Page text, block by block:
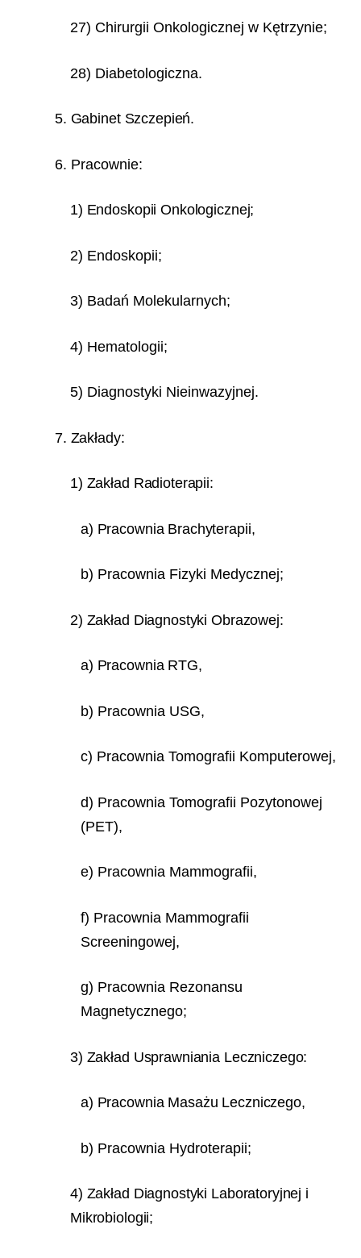
27) Chirurgii Onkologicznej w Kętrzynie;
28) Diabetologiczna.
5. Gabinet Szczepień.
6. Pracownie:
1) Endoskopii Onkologicznej;
2) Endoskopii;
3) Badań Molekularnych;
4) Hematologii;
5) Diagnostyki Nieinwazyjnej.
7. Zakłady:
1) Zakład Radioterapii:
a) Pracownia Brachyterapii,
b) Pracownia Fizyki Medycznej;
2) Zakład Diagnostyki Obrazowej:
a) Pracownia RTG,
b) Pracownia USG,
c) Pracownia Tomografii Komputerowej,
d) Pracownia Tomografii Pozytonowej
(PET),
e) Pracownia Mammografii,
f) Pracownia Mammografii
Screeningowej,
g) Pracownia Rezonansu
Magnetycznego;
3) Zakład Usprawniania Leczniczego:
a) Pracownia Masażu Leczniczego,
b) Pracownia Hydroterapii;
4) Zakład Diagnostyki Laboratoryjnej i
Mikrobiologii;